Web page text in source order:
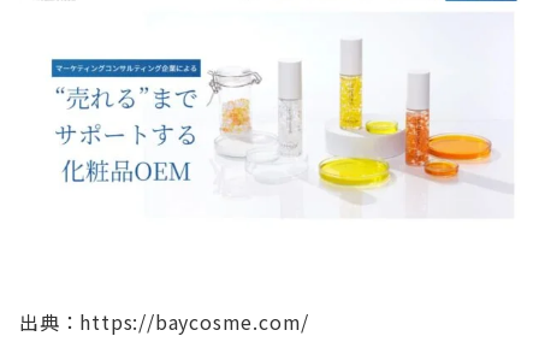
出典：https://baycosme.com/